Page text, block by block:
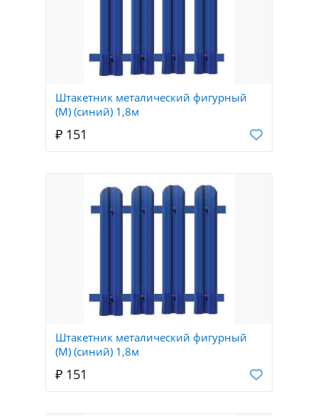
Штакетник металический фигурный
(М) (синий) 1,8м
₽ 151
Штакетник металический фигурный
(М) (синий) 1,8м
₽ 151